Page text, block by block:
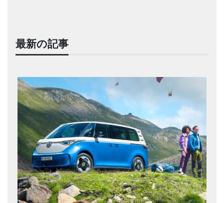
最新の記事